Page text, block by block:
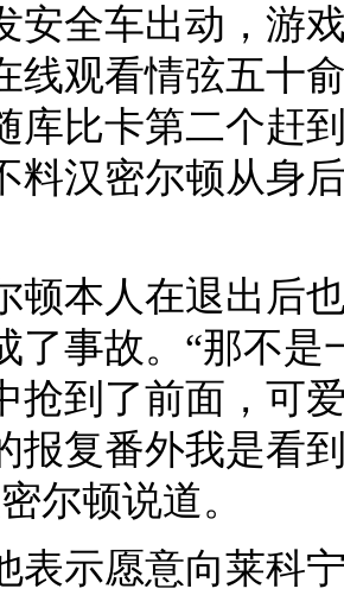
安全车出动，游
线观看情弦五十
库比卡第二个赶
料汉密尔顿从身
本人在退出后也
了事故。“那不
抢到了前面，可
报复番外我是看
尔顿说道。
示愿意向莱科宁